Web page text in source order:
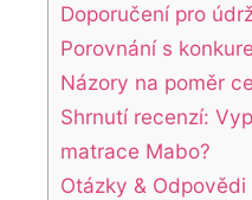
Doporučení pro
Porovnání s
Názory na poměr
Shrnutí recenzí:
matrace Mabo?
Otázky & Odpovědi